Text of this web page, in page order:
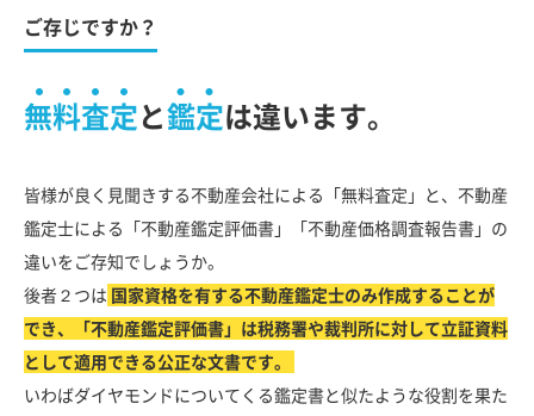
ご存じですか？
無料査定と鑑定は違います。
皆様が良く見聞きする不動産会社による「無料査定」と、不動産
鑑定士による「不動産鑑定評価書」「不動産価格調査報告書」の
違いをご存知でしょうか。
後者２つは 国家資格を有する不動産鑑定士のみ作成することが
でき、「不動産鑑定評価書」は税務署や裁判所に対して立証資料
として適用できる公正な文書です。
いわばダイヤモンドについてくる鑑定書と似たような役割を果た